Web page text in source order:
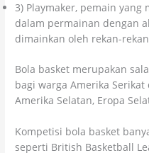
3) Playmaker, pemain
dalam permainan dengan
dimainkan oleh rekan-
Bola basket merupakan
bagi warga Amerika
Amerika Selatan, Eropa
Kompetisi bola basket
seperti British Basketball